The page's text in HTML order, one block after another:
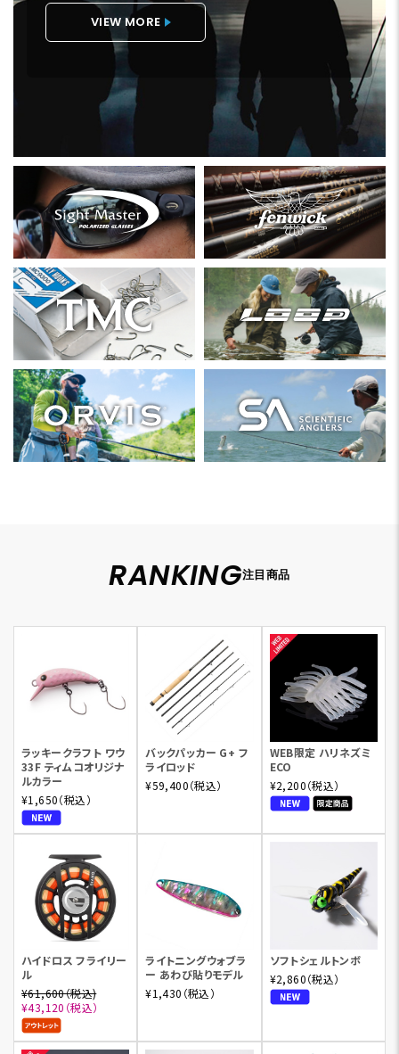
VIEW MORE
RANKING注目商品
ラッキークラフト ワウ
33F ティムコオリジナ
ルカラー
¥1,650（税込）
バックパッカー G+ フ
ライロッド
¥59,400（税込）
WEB限定 ハリネズミ
ECO
¥2,200（税込）
ハイドロス フライリー
ル
¥61,600（税込)
¥43,120（税込）
ライトニングウォブラ
ー あわび貼りモデル
¥1,430（税込）
ソフトシェルトンボ
¥2,860（税込）